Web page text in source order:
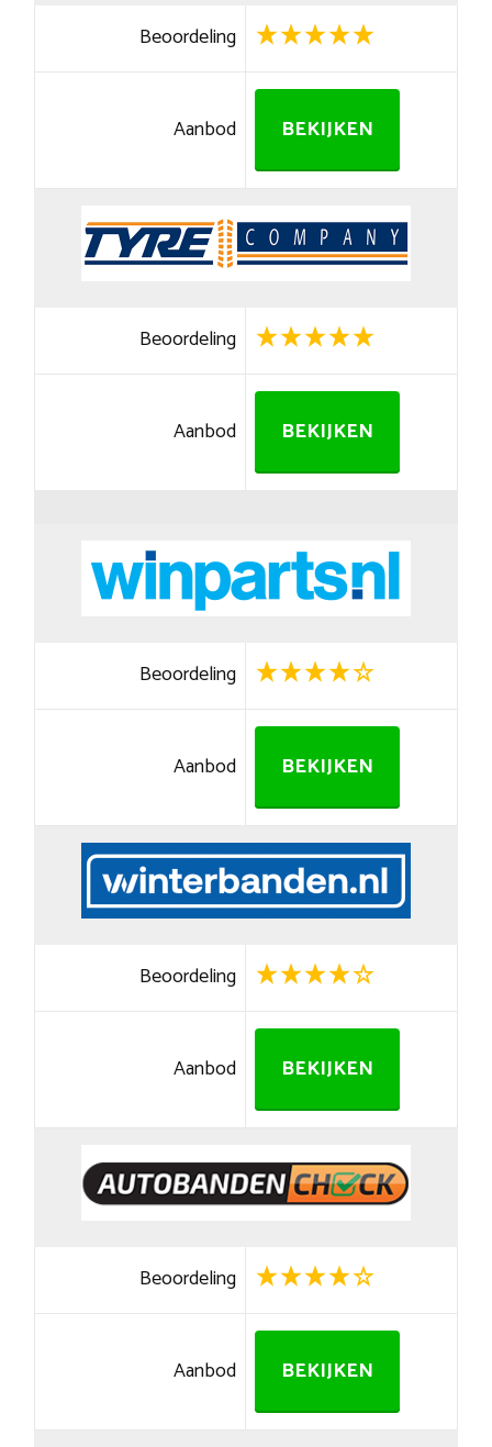
Beoordeling
Aanbod BEKIJKEN
Beoordeling
Aanbod BEKIJKEN
Beoordeling
Aanbod BEKIJKEN
Beoordeling
Aanbod BEKIJKEN
Beoordeling
Aanbod BEKIJKEN